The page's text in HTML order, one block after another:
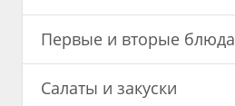
Первые и вторые блюда
Салаты и закуски